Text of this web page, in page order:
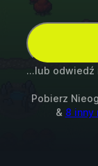
...lub odwiedź
Pobierz
& 8 inny